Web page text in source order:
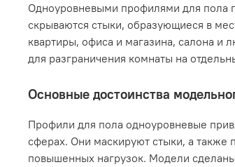
Одноуровневыми профилями для пола
скрываются стыки, образующиеся в
квартиры, офиса и магазина, салона и
для разграничения комнаты на
Основные достоинства
Профили для пола одноуровневые
сферах. Они маскируют стыки, а
повышенных нагрузок. Модели